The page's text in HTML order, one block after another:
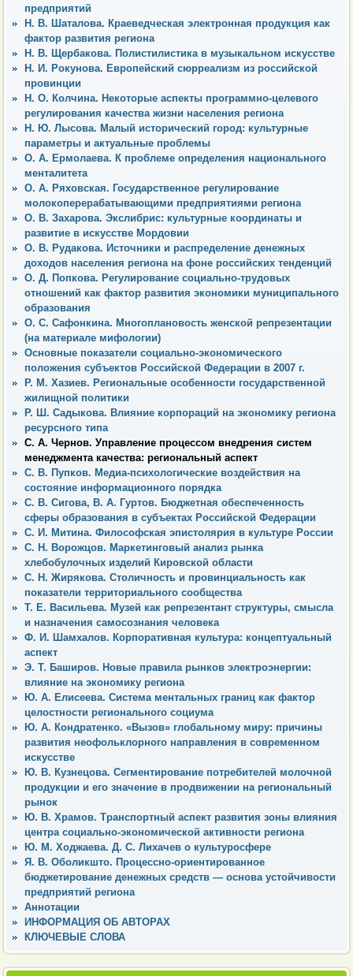
предприятий
Н. В. Шаталова. Краеведческая электронная продукция как
фактор развития региона
Н. В. Щербакова. Полистилистика в музыкальном искусстве
Н. И. Рокунова. Европейский сюрреализм из российской
провинции
Н. О. Колчина. Некоторые аспекты программно-целевого
регулирования качества жизни населения региона
Н. Ю. Лысова. Малый исторический город: культурные
параметры и актуальные проблемы
О. А. Ермолаева. К проблеме определения национального
менталитета
О. А. Ряховская. Государственное регулирование
молокоперерабатывающими предприятиями региона
О. В. Захарова. Экслибрис: культурные координаты и
развитие в искусстве Мордовии
О. В. Рудакова. Источники и распределение денежных
доходов населения региона на фоне российских тенденций
О. Д. Попкова. Регулирование социально-трудовых
отношений как фактор развития экономики муниципального
образования
О. С. Сафонкина. Многоплановость женской репрезентации
(на материале мифологии)
Основные показатели социально-экономического
положения субъектов Российской Федерации в 2007 г.
Р. М. Хазиев. Региональные особенности государственной
жилищной политики
Р. Ш. Садыкова. Влияние корпораций на экономику региона
ресурсного типа
С. А. Чернов. Управление процессом внедрения систем
менеджмента качества: региональный аспект
С. В. Пупков. Медиа-психологические воздействия на
состояние информационного порядка
С. В. Сигова, В. А. Гуртов. Бюджетная обеспеченность
сферы образования в субъектах Российской Федерации
С. И. Митина. Философская эпистолярия в культуре России
С. Н. Ворожцов. Маркетинговый анализ рынка
хлебобулочных изделий Кировской области
С. Н. Жирякова. Столичность и провинциальность как
показатели территориального сообщества
Т. Е. Васильева. Музей как репрезентант структуры, смысла
и назначения самосознания человека
Ф. И. Шамхалов. Корпоративная культура: концептуальный
аспект
Э. Т. Баширов. Новые правила рынков электроэнергии:
влияние на экономику региона
Ю. А. Елисеева. Система ментальных границ как фактор
целостности регионального социума
Ю. А. Кондратенко. «Вызов» глобальному миру: причины
развития неофольклорного направления в современном
искусстве
Ю. В. Кузнецова. Сегментирование потребителей молочной
продукции и его значение в продвижении на региональный
рынок
Ю. В. Храмов. Транспортный аспект развития зоны влияния
центра социально-экономической активности региона
Ю. М. Ходжаева. Д. С. Лихачев о культуросфере
Я. В. Оболикшто. Процессно-ориентированное
бюджетирование денежных средств — основа устойчивости
предприятий региона
Аннотации
ИНФОРМАЦИЯ ОБ АВТОРАХ
КЛЮЧЕВЫЕ СЛОВА